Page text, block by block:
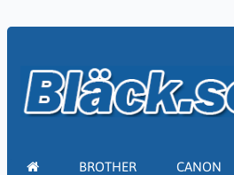
BROTHER CANON